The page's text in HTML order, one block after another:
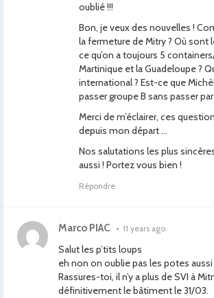
oublié !!!
Bon, je veux des nouvelles !
la fermeture de Mitry ? Où sont
ce qu’on a toujours 5
Martinique et la Guadeloupe ?
international ? Est-ce que
passer groupe B sans passer
Merci de m’éclairer, ces
depuis mon départ …
Nos salutations les plus
aussi ! Portez vous bien !
Répondre
Marco PIAC • 11 years ago
Salut les p’tits loups
eh non on oublie pas les potes
Rassures-toi, il n’y a plus de SVI à
définitivement le bâtiment le 31/03.